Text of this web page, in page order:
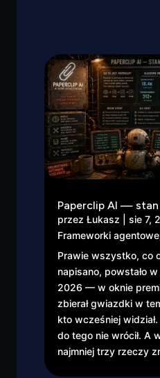
Paperclip AI —
przez Łukasz sie 7,
Frameworki agentowe
Prawie wszystko, co
napisano, powstało
2026 — w oknie
zbierał gwiazdki w
kto wcześniej
do tego nie wrócił. A
najmniej trzy rzeczy